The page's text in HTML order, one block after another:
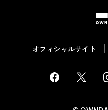
オフィシャルサイト
Facebook